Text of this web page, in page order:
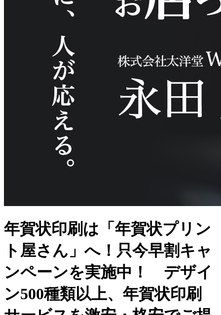
年賀状印刷は「年賀状プリン
ト屋さん」へ！只今早割キャ
ンペーンを実施中！ デザイ
ン500種類以上、年賀状印刷